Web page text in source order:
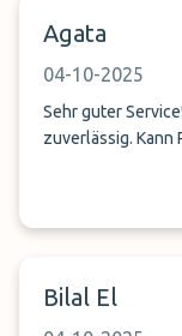
Agata
04-10-2025
Sehr guter
zuverlässig. Kann
Bilal El